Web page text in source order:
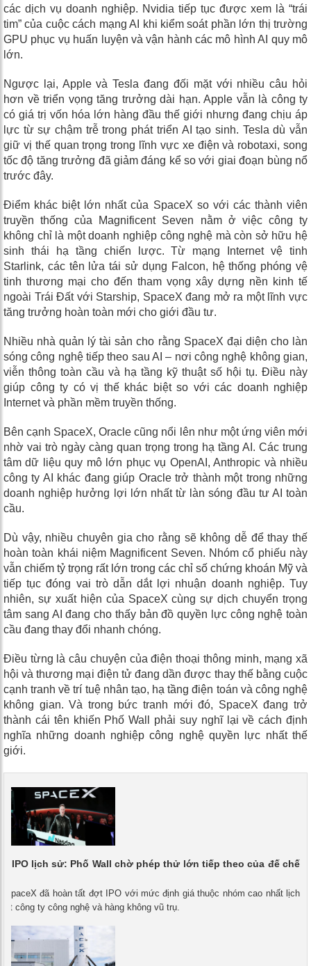
các dịch vụ doanh nghiệp. Nvidia tiếp tục được xem là “trái
tim” của cuộc cách mạng AI khi kiểm soát phần lớn thị trường
GPU phục vụ huấn luyện và vận hành các mô hình AI quy mô
lớn.
Ngược lại, Apple và Tesla đang đối mặt với nhiều câu hỏi
hơn về triển vọng tăng trưởng dài hạn. Apple vẫn là công ty
có giá trị vốn hóa lớn hàng đầu thế giới nhưng đang chịu áp
lực từ sự chậm trễ trong phát triển AI tạo sinh. Tesla dù vẫn
giữ vị thế quan trọng trong lĩnh vực xe điện và robotaxi, song
tốc độ tăng trưởng đã giảm đáng kể so với giai đoạn bùng nổ
trước đây.
Điểm khác biệt lớn nhất của SpaceX so với các thành viên
truyền thống của Magnificent Seven nằm ở việc công ty
không chỉ là một doanh nghiệp công nghệ mà còn sở hữu hệ
sinh thái hạ tầng chiến lược. Từ mạng Internet vệ tinh
Starlink, các tên lửa tái sử dụng Falcon, hệ thống phóng vệ
tinh thương mại cho đến tham vọng xây dựng nền kinh tế
ngoài Trái Đất với Starship, SpaceX đang mở ra một lĩnh vực
tăng trưởng hoàn toàn mới cho giới đầu tư.
Nhiều nhà quản lý tài sản cho rằng SpaceX đại diện cho làn
sóng công nghệ tiếp theo sau AI – nơi công nghệ không gian,
viễn thông toàn cầu và hạ tầng kỹ thuật số hội tụ. Điều này
giúp công ty có vị thế khác biệt so với các doanh nghiệp
Internet và phần mềm truyền thống.
Bên cạnh SpaceX, Oracle cũng nổi lên như một ứng viên mới
nhờ vai trò ngày càng quan trọng trong hạ tầng AI. Các trung
tâm dữ liệu quy mô lớn phục vụ OpenAI, Anthropic và nhiều
công ty AI khác đang giúp Oracle trở thành một trong những
doanh nghiệp hưởng lợi lớn nhất từ làn sóng đầu tư AI toàn
cầu.
Dù vậy, nhiều chuyên gia cho rằng sẽ không dễ để thay thế
hoàn toàn khái niệm Magnificent Seven. Nhóm cổ phiếu này
vẫn chiếm tỷ trọng rất lớn trong các chỉ số chứng khoán Mỹ và
tiếp tục đóng vai trò dẫn dắt lợi nhuận doanh nghiệp. Tuy
nhiên, sự xuất hiện của SpaceX cùng sự dịch chuyển trọng
tâm sang AI đang cho thấy bản đồ quyền lực công nghệ toàn
cầu đang thay đổi nhanh chóng.
Điều từng là câu chuyện của điện thoại thông minh, mạng xã
hội và thương mại điện tử đang dần được thay thế bằng cuộc
cạnh tranh về trí tuệ nhân tạo, hạ tầng điện toán và công nghệ
không gian. Và trong bức tranh mới đó, SpaceX đang trở
thành cái tên khiến Phố Wall phải suy nghĩ lại về cách định
nghĩa những doanh nghiệp công nghệ quyền lực nhất thế
giới.
IPO lịch sử: Phố Wall chờ phép thử lớn tiếp theo của đế chế
SpaceX đã hoàn tất đợt IPO với mức định giá thuộc nhóm cao nhất lịch
công ty công nghệ và hàng không vũ trụ.